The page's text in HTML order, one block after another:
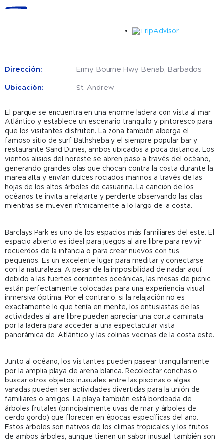
Dirección: Ermy Bourne Hwy, Benab, Barbados
Ubicación: St. Andrew
El parque se encuentra en una enorme ladera con vista al mar
Atlántico y establece un escenario tranquilo y pintoresco para
que los visitantes disfruten. La zona también alberga el
famoso sitio de surf Bathsheba y el siempre popular bar y
restaurante Sand Dunes, ambos ubicados a poca distancia. Los
vientos alisios del noreste se abren paso a través del océano,
generando grandes olas que chocan contra la costa durante la
marea alta y envían dulces rociados marinos a través de las
hojas de los altos árboles de casuarina. La canción de los
océanos te invita a relajarte y perderte observando las olas
mientras se mueven rítmicamente a lo largo de la costa.
Barclays Park es uno de los espacios más familiares del este. El
espacio abierto es ideal para juegos al aire libre para revivir
recuerdos de la infancia o para crear nuevos con tus
pequeños. Es un excelente lugar para meditar y conectarse
con la naturaleza. A pesar de la imposibilidad de nadar aquí
debido a las fuertes corrientes oceánicas, las mesas de picnic
están perfectamente colocadas para una experiencia visual
inmersiva óptima. Por el contrario, si la relajación no es
exactamente lo que tenía en mente, los entusiastas de las
actividades al aire libre pueden apreciar una corta caminata
por la ladera para acceder a una espectacular vista
panorámica del Atlántico y las colinas vecinas de la costa este.
Junto al océano, los visitantes pueden pasear tranquilamente
por la amplia playa de arena blanca. Recolectar conchas o
buscar otros objetos inusuales entre las piscinas o algas
varadas pueden ser actividades divertidas para la unión de
familiares o amigos. La playa también está bordeada de
árboles frutales (principalmente uvas de mar y árboles de
cerdo gordo) que florecen en épocas específicas del año.
Estos árboles son nativos de los climas tropicales y los frutos
de ambos árboles, aunque tienen un sabor inusual, también son